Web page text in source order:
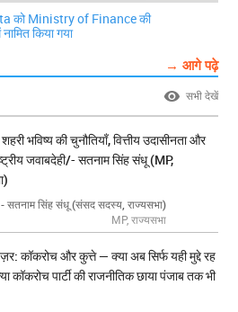
को Ministry of Finance की
किया गया
→ आगे पढ़े
सभी देखें
भविष्य की चुनौतियाँ, वित्तीय उदासीनता और
जवाबदेही/- सतनाम सिंह संधू (MP,
- सतनाम सिंह संधू (संसद सदस्य, राज्यसभा)
MP, राज्यसभा
कॉकरोच और कुत्ते — क्या अब सिर्फ यही मुद्दे रह
कॉकरोच पार्टी की राजनीतिक छाया पंजाब तक भी